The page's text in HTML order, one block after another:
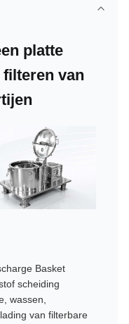
platte
van
Basket
scheiding
wassen,
van filterbare